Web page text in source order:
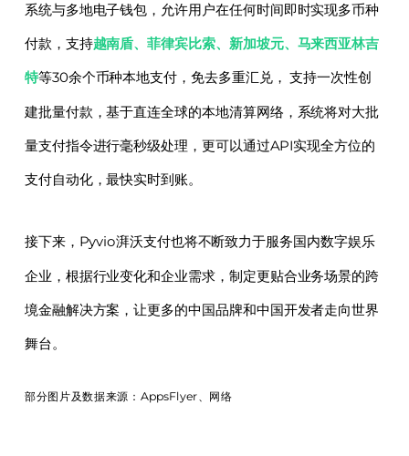
系统与多地电子钱包，允许用户在任何时间即时实现多币种
付款，支持越南盾、菲律宾比索、新加坡元、马来西亚林吉
特等30余个币种本地支付，免去多重汇兑， 支持一次性创
建批量付款，基于直连全球的本地清算网络，系统将对大批
量支付指令进行毫秒级处理，更可以通过API实现全方位的
支付自动化，最快实时到账。
接下来，Pyvio湃沃支付也将不断致力于服务国内数字娱乐
企业，根据行业变化和企业需求，制定更贴合业务场景的跨
境金融解决方案，让更多的中国品牌和中国开发者走向世界
舞台。
部分图片及数据来源：AppsFlyer、网络